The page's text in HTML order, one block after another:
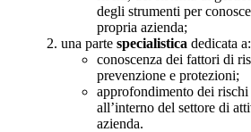
degli strumenti per
propria azienda;
una parte specialistica dedicata a:
conoscenza dei fattori di
prevenzione e protezioni;
approfondimento dei
all’interno del settore di
azienda.